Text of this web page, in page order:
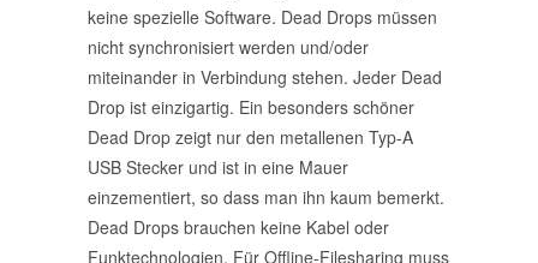
keine spezielle Software. Dead Drops müssen
nicht synchronisiert werden und/oder
miteinander in Verbindung stehen. Jeder Dead
Drop ist einzigartig. Ein besonders schöner
Dead Drop zeigt nur den metallenen Typ-A
USB Stecker und ist in eine Mauer
einzementiert, so dass man ihn kaum bemerkt.
Dead Drops brauchen keine Kabel oder
Funktechnologien. Für Offline-Filesharing muss